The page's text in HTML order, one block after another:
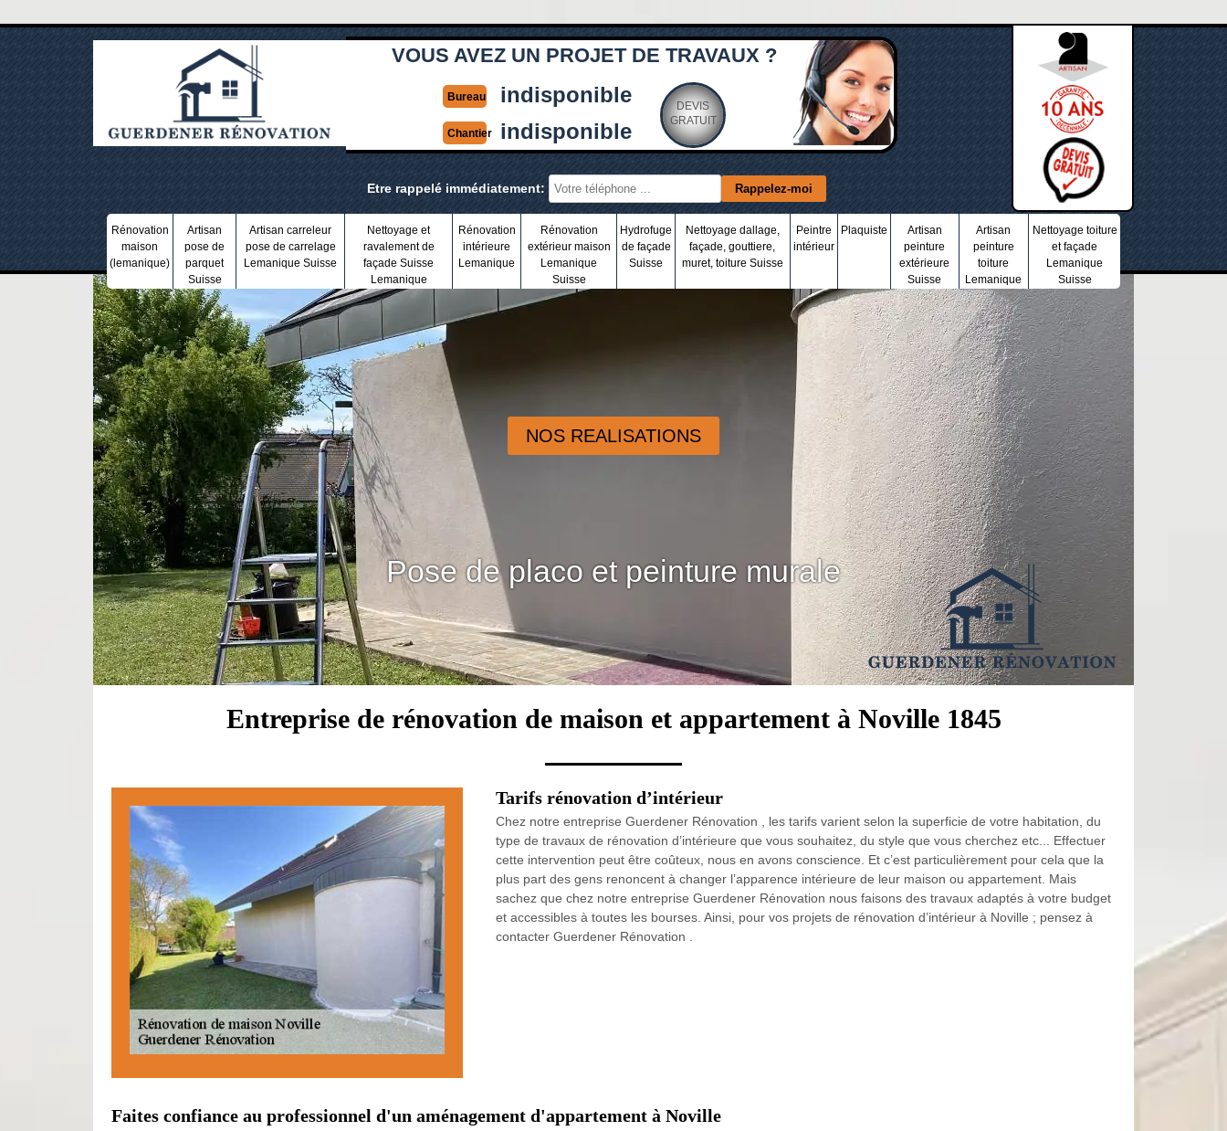
VOUS AVEZ UN PROJET DE TRAVAUX ?
Bureau indisponible
Chantier indisponible
DEVIS
GRATUIT
Etre rappelé immédiatement:
Rénovation
maison
(lemanique)
Artisan
pose de
parquet
Suisse
Artisan carreleur
pose de carrelage
Lemanique Suisse
Nettoyage et
ravalement de
façade Suisse
Lemanique
Rénovation
intérieure
Lemanique
Rénovation
extérieur maison
Lemanique
Suisse
Hydrofuge
de façade
Suisse
Nettoyage dallage,
façade, gouttiere,
muret, toiture Suisse
Peintre
intérieur
Plaquiste
Artisan
peinture
extérieure
Suisse
Artisan
peinture
toiture
Lemanique
Nettoyage toiture
et façade
Lemanique
Suisse
NOS REALISATIONS
Pose de placo et peinture murale
Entreprise de rénovation de maison et appartement à Noville 1845
Tarifs rénovation d’intérieur
Chez notre entreprise Guerdener Rénovation , les tarifs varient selon la superficie de votre habitation, du
type de travaux de rénovation d’intérieure que vous souhaitez, du style que vous cherchez etc... Effectuer
cette intervention peut être coûteux, nous en avons conscience. Et c’est particulièrement pour cela que la
plus part des gens renoncent à changer l’apparence intérieure de leur maison ou appartement. Mais
sachez que chez notre entreprise Guerdener Rénovation nous faisons des travaux adaptés à votre budget
et accessibles à toutes les bourses. Ainsi, pour vos projets de rénovation d’intérieur à Noville ; pensez à
contacter Guerdener Rénovation .
Faites confiance au professionnel d'un aménagement d'appartement à Noville